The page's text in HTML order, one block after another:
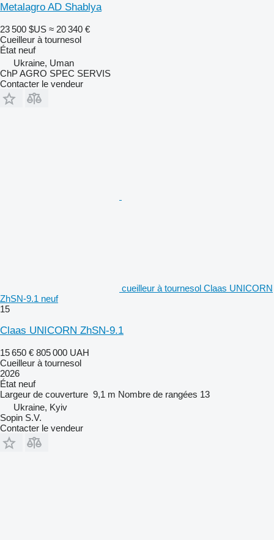
Metalagro AD Shablya
23 500 $US ≈ 20 340 €
Cueilleur à tournesol
État neuf
Ukraine, Uman
ChP AGRO SPEC SERVIS
Contacter le vendeur
cueilleur à tournesol Claas UNICORN
ZhSN-9.1 neuf
15
Claas UNICORN ZhSN-9.1
15 650 € 805 000 UAH
Cueilleur à tournesol
2026
État neuf
Largeur de couverture 9,1 m Nombre de rangées 13
Ukraine, Kyiv
Sopin S.V.
Contacter le vendeur